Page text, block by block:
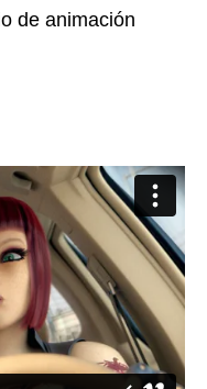
de animación